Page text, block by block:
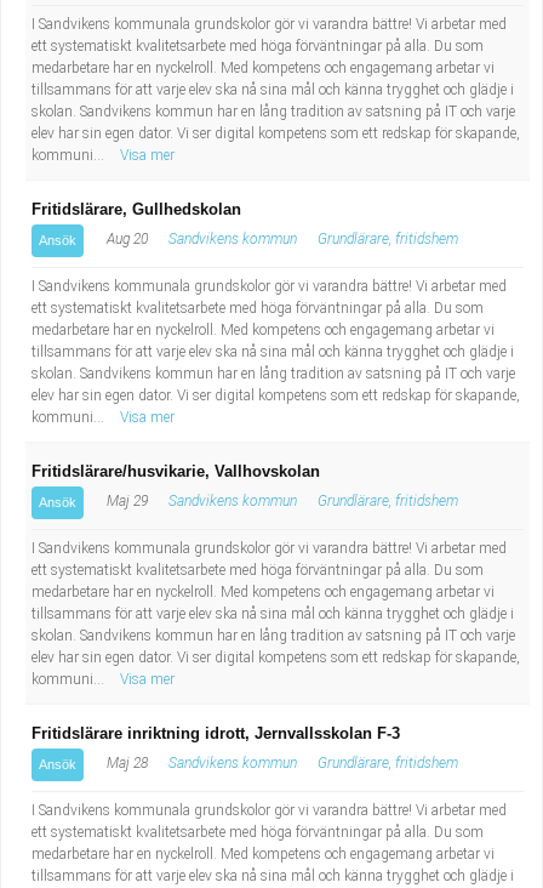
I Sandvikens kommunala grundskolor gör vi varandra bättre! Vi arbetar med
ett systematiskt kvalitetsarbete med höga förväntningar på alla. Du som
medarbetare har en nyckelroll. Med kompetens och engagemang arbetar vi
tillsammans för att varje elev ska nå sina mål och känna trygghet och glädje i
skolan. Sandvikens kommun har en lång tradition av satsning på IT och varje
elev har sin egen dator. Vi ser digital kompetens som ett redskap för skapande,
kommuni...
Visa mer
Fritidslärare, Gullhedskolan
Ansök Aug 20 Sandvikens kommun Grundlärare, fritidshem
I Sandvikens kommunala grundskolor gör vi varandra bättre! Vi arbetar med
ett systematiskt kvalitetsarbete med höga förväntningar på alla. Du som
medarbetare har en nyckelroll. Med kompetens och engagemang arbetar vi
tillsammans för att varje elev ska nå sina mål och känna trygghet och glädje i
skolan. Sandvikens kommun har en lång tradition av satsning på IT och varje
elev har sin egen dator. Vi ser digital kompetens som ett redskap för skapande,
kommuni...
Visa mer
Fritidslärare/husvikarie, Vallhovskolan
Ansök Maj 29 Sandvikens kommun Grundlärare, fritidshem
I Sandvikens kommunala grundskolor gör vi varandra bättre! Vi arbetar med
ett systematiskt kvalitetsarbete med höga förväntningar på alla. Du som
medarbetare har en nyckelroll. Med kompetens och engagemang arbetar vi
tillsammans för att varje elev ska nå sina mål och känna trygghet och glädje i
skolan. Sandvikens kommun har en lång tradition av satsning på IT och varje
elev har sin egen dator. Vi ser digital kompetens som ett redskap för skapande,
kommuni...
Visa mer
Fritidslärare inriktning idrott, Jernvallsskolan F-3
Ansök Maj 28 Sandvikens kommun Grundlärare, fritidshem
I Sandvikens kommunala grundskolor gör vi varandra bättre! Vi arbetar med
ett systematiskt kvalitetsarbete med höga förväntningar på alla. Du som
medarbetare har en nyckelroll. Med kompetens och engagemang arbetar vi
tillsammans för att varje elev ska nå sina mål och känna trygghet och glädje i